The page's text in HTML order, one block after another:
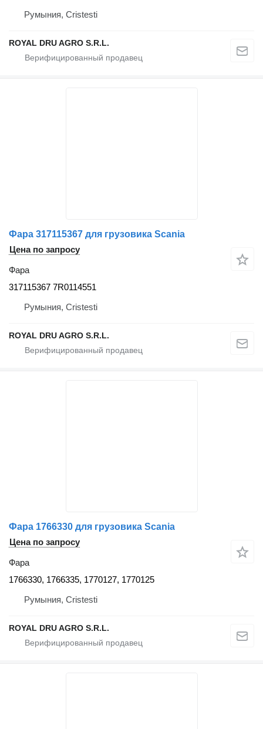
Румыния, Cristesti
ROYAL DRU AGRO S.R.L.
Фара 317115367 для грузовика Scania
Цена по запросу
Фара
317115367 7R0114551
Румыния, Cristesti
ROYAL DRU AGRO S.R.L.
Фара 1766330 для грузовика Scania
Цена по запросу
Фара
1766330, 1766335, 1770127, 1770125
Румыния, Cristesti
ROYAL DRU AGRO S.R.L.